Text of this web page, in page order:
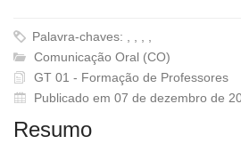
Palavra-chaves: , , , ,
Comunicação Oral (CO)
GT 01 - Formação de Professores
Publicado em 07 de dezembro de
Resumo